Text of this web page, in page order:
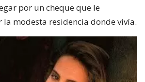
por un cheque que le
modesta residencia donde vivía.